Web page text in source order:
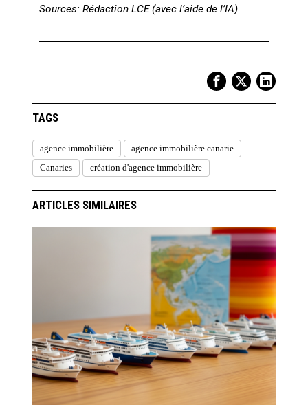
Sources: Rédaction LCE (avec l’aide de l’IA)
TAGS
agence immobilière
agence immobilière canarie
Canaries
création d'agence immobilière
ARTICLES SIMILAIRES